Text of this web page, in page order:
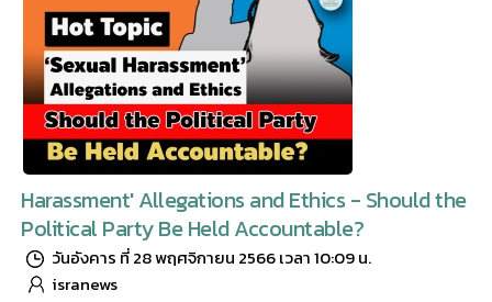
Harassment' Allegations and Ethics - Should the
Political Party Be Held Accountable?
วันอังคาร ที่ 28 พฤศจิกายน 2566 เวลา 10:09 น.
isranews